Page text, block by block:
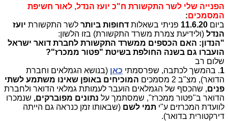
הפנייה שלי לשר התקשורת ח"כ יועז הנדל, לאור חשיפת
המסמכים:
ביום 11.6.20 פניתי בשאלות דחופות ביותר לשר התקשורת יועז
הנדל (ולידיעת צמרת משרד התקשורת) בזו הלשון:
"הנדון: האם הכספים ממשרד התקשורת לחברת דואר ישראל
הועברו גם בשנה החולפת בשיטת "פטור ממכרז"?
שלום רב
1. בהמשך לכתבה, שפרסמתי כאן (בנושא הגמלאים וחברת
הדואר), מצ"ב 2 מסמכים
המוכיחים באופן שאינו משתמע לשתי
פנים, שהכסף של הגמלאים הועבר לעמותת גמלאי הדואר ולחברת
הדואר ב"פטור ממכרז", שמסתמך על נתונים מפוברקים, שנמכרו
לוועדת המכרזים ע"י תמי לשם (שבאותו זמן כנראה גם הייתה
דירקטורית בדואר).